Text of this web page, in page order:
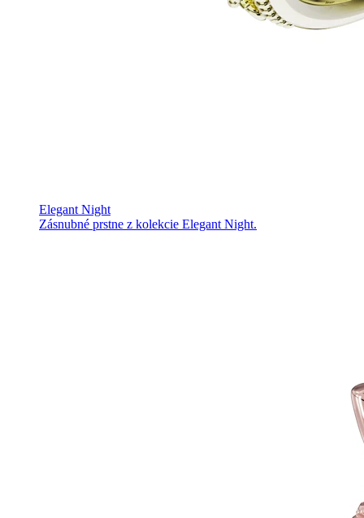
Elegant Night
Zásnubné prstne z kolekcie Elegant Night.